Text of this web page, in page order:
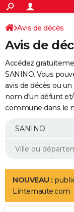
ACTUALITÉS
Politique
Société
Faits Divers
Education
Monde
Villes
+
SPORT
Coupe du monde
Football
Tennis
Cyclisme
Rugby
Forum
Programme TV
TNT
Streaming
Cinéma
Sorties cinéma
Musique
+
FINANCE
Retraite
Epargne
Immobilier
Risques naturels par
Banque
Assurance
AUTO
Essais
Réserver un essai
Citadines
Berlines
SUV
Forum auto
+
Mobiles
Meilleur smartphone
Internet
Ordinateurs
Jeux vidéo
Guide high-tech
Aménagement intérieur
LIFESTYLE
Art de vivre
Bien-être
Loisirs
Mode
Modes de vie
Avis de décès
Avis de
Accédez
SANINO. Vous
avis de décès ou
nom d'un défunt
commune dans le
NOUVEAU :
Linternaute.com